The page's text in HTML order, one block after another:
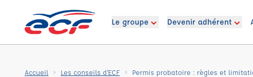
Le groupe Devenir adhérent
Accueil Les conseils d’ECF Permis probatoire : règles et